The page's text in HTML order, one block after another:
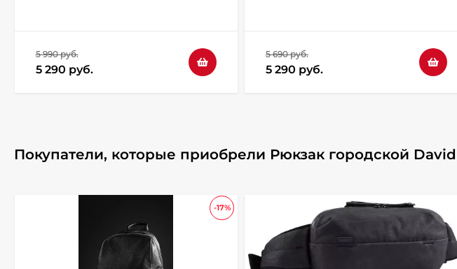
5 990 руб.
5 290 руб.
5 690 руб.
5 290 руб.
Покупатели, которые приобрели Рюкзак городской
-17%